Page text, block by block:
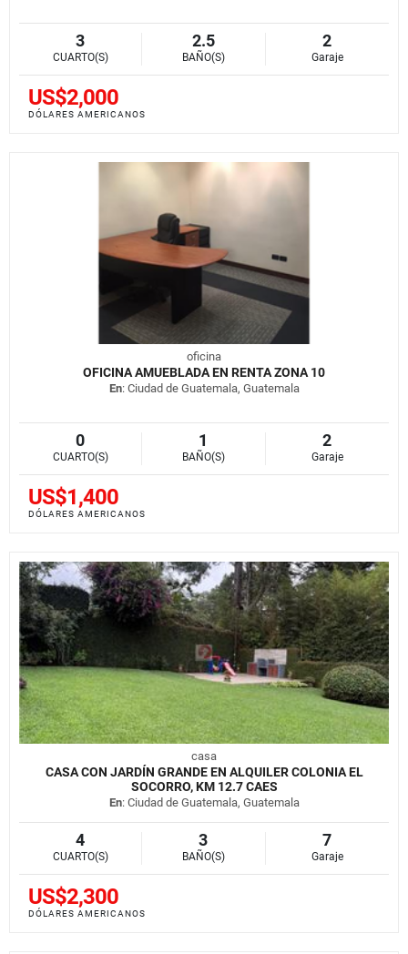
3
CUARTO(S)
2.5
BAÑO(S)
2
Garaje
US$2,000
DÓLARES AMERICANOS
oficina
OFICINA AMUEBLADA EN RENTA ZONA 10
En: Ciudad de Guatemala, Guatemala
0
CUARTO(S)
1
BAÑO(S)
2
Garaje
US$1,400
DÓLARES AMERICANOS
casa
CASA CON JARDÍN GRANDE EN ALQUILER COLONIA EL
SOCORRO, KM 12.7 CAES
En: Ciudad de Guatemala, Guatemala
4
CUARTO(S)
3
BAÑO(S)
7
Garaje
US$2,300
DÓLARES AMERICANOS